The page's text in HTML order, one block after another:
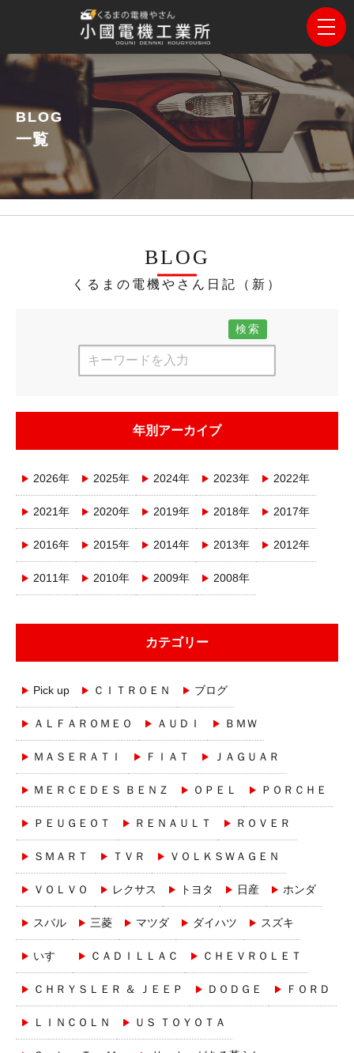
BLOG
一覧
BLOG
くるまの電機やさん日記（新）
検索
年別アーカイブ
2026年 2025年 2024年 2023年 2022年
2021年 2020年 2019年 2018年 2017年
2016年 2015年 2014年 2013年 2012年
2011年 2010年 2009年 2008年
カテゴリー
Pick up ＣＩＴＲＯＥＮ ブログ
ＡＬＦＡＲＯＭＥＯ ＡＵＤＩ ＢＭＷ
ＭＡＳＥＲＡＴＩ ＦＩＡＴ ＪＡＧＵＡＲ
ＭＥＲＣＥＤＥＳ ＢＥＮＺ ＯＰＥＬ ＰＯＲＣＨＥ
ＰＥＵＧＥＯＴ ＲＥＮＡＵＬＴ ＲＯＶＥＲ
ＳＭＡＲＴ ＴＶＲ ＶＯＬＫＳＷＡＧＥＮ
ＶＯＬＶＯ レクサス トヨタ 日産 ホンダ
スバル 三菱 マツダ ダイハツ スズキ
いすゞ ＣＡＤＩＬＬＡＣ ＣＨＥＶＲＯＬＥＴ
ＣＨＲＹＳＬＥＲ ＆ ＪＥＥＰ ＤＯＤＧＥ ＦＯＲＤ
ＬＩＮＣＯＬＮ ＵＳ ＴＯＹＯＴＡ